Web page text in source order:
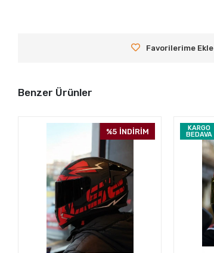
Favorilerime Ekle
Benzer Ürünler
%5 İNDİRİM
KARGO
BEDAVA